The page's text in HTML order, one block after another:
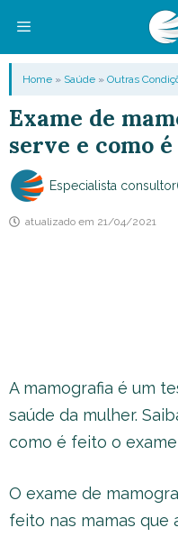
conteúdo
Menu
Home » Saúde » Outras
Exame de
serve e como
Especialista
atualizado em 21/04/2021
A mamografia é um
saúde da mulher.
como é feito o
O exame de
feito nas mamas que